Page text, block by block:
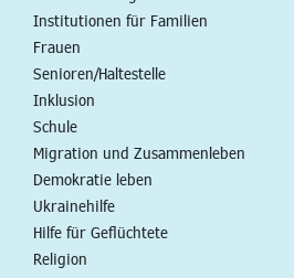
Institutionen für Familien
Frauen
Senioren/Haltestelle
Inklusion
Schule
Migration und Zusammenleben
Demokratie leben
Ukrainehilfe
Hilfe für Geflüchtete
Religion